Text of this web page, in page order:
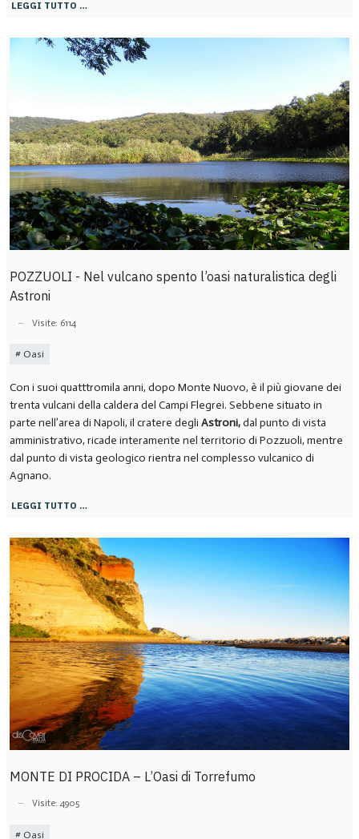
LEGGI TUTTO …
POZZUOLI - Nel vulcano spento l’oasi naturalistica degli
Astroni
Visite: 6114
Oasi
Con i suoi quatttromila anni, dopo Monte Nuovo, è il più giovane dei
trenta vulcani della caldera del Campi Flegrei. Sebbene situato in
parte nell’area di Napoli, il cratere degli Astroni,dal punto di vista
amministrativo, ricade interamente nel territorio di Pozzuoli, mentre
dal punto di vista geologico rientra nel complesso vulcanico di
Agnano.
LEGGI TUTTO …
MONTE DI PROCIDA – L’Oasi di Torrefumo
Visite: 4905
Oasi